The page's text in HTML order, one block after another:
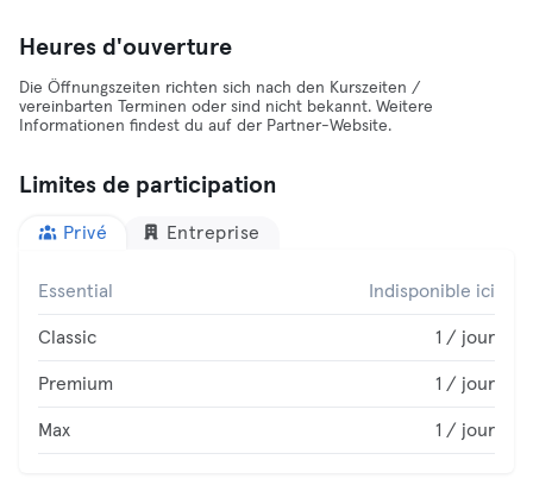
Heures d'ouverture
Die Öffnungszeiten richten sich nach den Kurszeiten /
vereinbarten Terminen oder sind nicht bekannt. Weitere
Informationen findest du auf der Partner-Website.
Limites de participation
Privé Entreprise
Essential Indisponible ici
Classic 1 / jour
Premium 1 / jour
Max 1 / jour